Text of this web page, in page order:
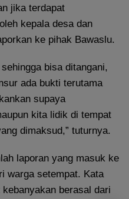
jika terdapat
kepala desa dan
ke pihak Bawaslu.
bisa ditangani,
ada bukti terutama
supaya
kita lidik di tempat
dimaksud,” tuturnya.
laporan yang masuk ke
warga setempat. Kata
berasal dari